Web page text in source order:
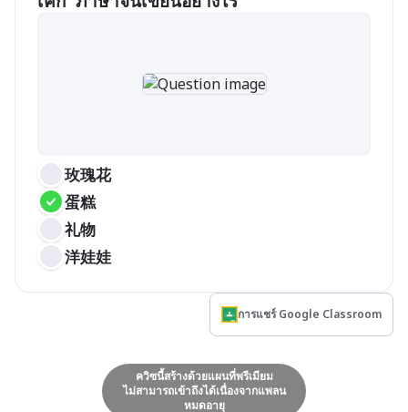
玫瑰花
蛋糕
礼物
洋娃娃
การแชร์ Google Classroom
ควิซนี้สร้างด้วยแผนที่พรีเมียม
ไม่สามารถเข้าถึงได้เนื่องจากแพลน
หมดอายุ